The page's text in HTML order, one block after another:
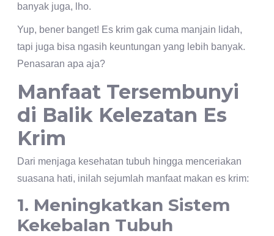
banyak juga, lho.
Yup, bener banget! Es krim gak cuma manjain lidah,
tapi juga bisa ngasih keuntungan yang lebih banyak.
Penasaran apa aja?
Manfaat Tersembunyi
di Balik Kelezatan Es
Krim
Dari menjaga kesehatan tubuh hingga menceriakan
suasana hati, inilah sejumlah manfaat makan es krim:
1. Meningkatkan Sistem
Kekebalan Tubuh